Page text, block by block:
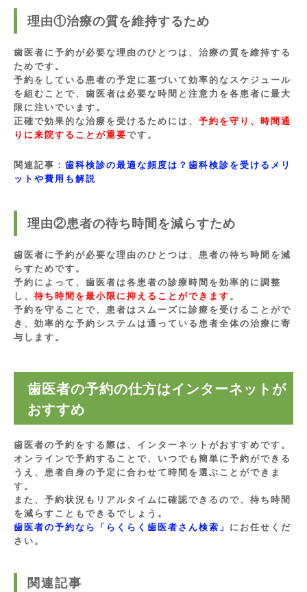
理由①治療の質を維持するため
歯医者に予約が必要な理由のひとつは、治療の質を維持する
ためです。
予約をしている患者の予定に基づいて効率的なスケジュール
を組むことで、歯医者は必要な時間と注意力を各患者に最大
限に注いでいます。
正確で効果的な治療を受けるためには、 予約を守り、時間通
りに来院することが重要です。
関連記事： 歯科検診の最適な頻度は？歯科検診を受けるメリ
ットや費用も解説
理由②患者の待ち時間を減らすため
歯医者に予約が必要な理由のひとつは、患者の待ち時間を減
らすためです。
予約によって、歯医者は各患者の診療時間を効率的に調整
し、 待ち時間を最小限に抑えることができます。
予約を守ることで、患者はスムーズに診療を受けることがで
き、効率的な予約システムは通っている患者全体の治療に寄
与します。
歯医者の予約の仕方はインターネットが
おすすめ
歯医者の予約をする際は、インターネットがおすすめです。
オンラインで予約することで、いつでも簡単に予約ができる
うえ、患者自身の予定に合わせて時間を選ぶことができま
す。
また、予約状況もリアルタイムに確認できるので、待ち時間
を減らすこともできるでしょう。
歯医者の予約なら「らくらく歯医者さん検索」 にお任せくだ
さい。
関連記事